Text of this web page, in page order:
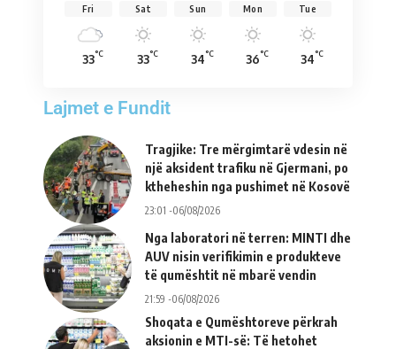
Fri
33°C
Sat
33°C
Sun
34°C
Mon
36°C
Tue
34°C
Lajmet e Fundit
Tragjike: Tre mërgimtarë vdesin në
një aksident trafiku në Gjermani, po
ktheheshin nga pushimet në Kosovë
23:01 -06/08/2026
Nga laboratori në terren: MINTI dhe
AUV nisin verifikimin e produkteve
të qumështit në mbarë vendin
21:59 -06/08/2026
Shoqata e Qumështoreve përkrah
aksionin e MTI-së: Të hetohet